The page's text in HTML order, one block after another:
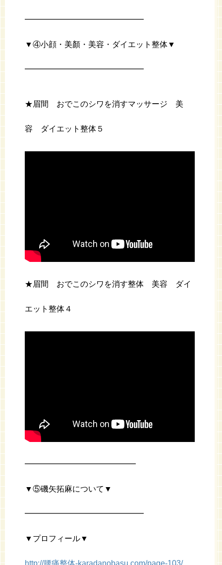
━━━━━━━━━━━━━━━
▼④小顔・美顏・美容・ダイエット整体▼
━━━━━━━━━━━━━━━
★眉間 おでこのシワを消すマッサージ 美
容 ダイエット整体５
★眉間 おでこのシワを消す整体 美容 ダイ
エット整体４
━━━━━━━━━━━━━━
▼⑤磯矢拓麻について▼
━━━━━━━━━━━━━━━
▼プロフィール▼
http://腰痛整体-karadanobasu.com/page-103/